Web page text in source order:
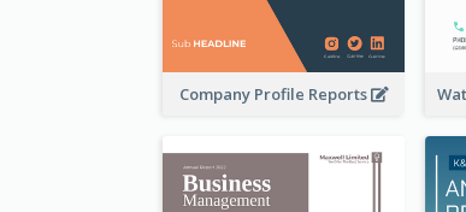
Company Profile Reports